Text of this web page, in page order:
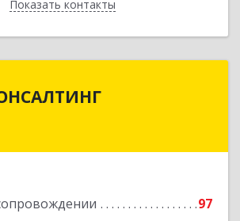
Показать контакты
Назад
97
обл, Обнинск г, Курчатова ул,